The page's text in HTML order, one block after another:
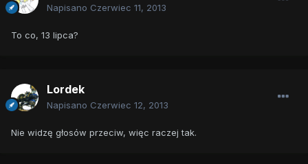
Napisano Czerwiec 11, 2013
To co, 13 lipca?
Lordek
Napisano Czerwiec 12, 2013
Nie widzę głosów przeciw, więc raczej tak.